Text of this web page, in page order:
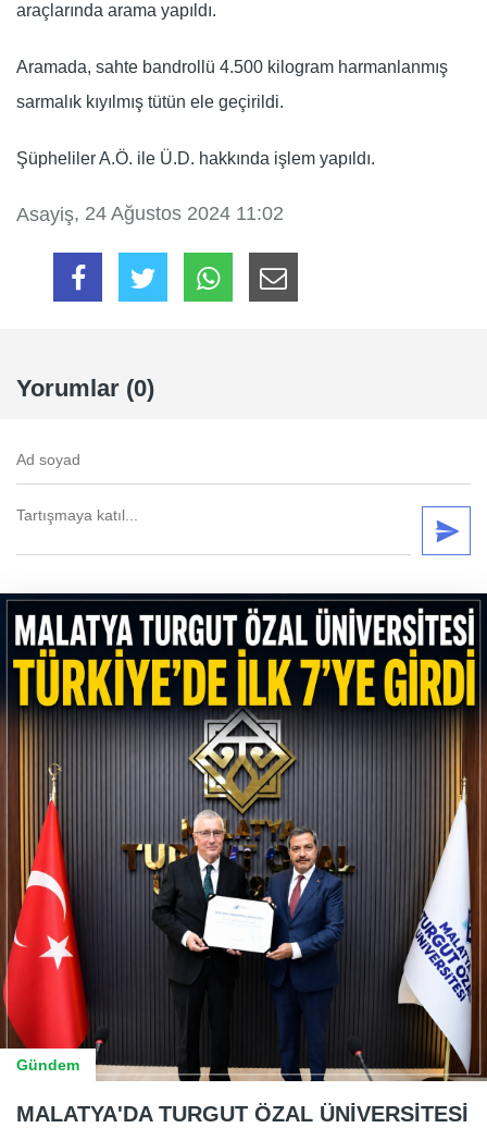
araçlarında arama yapıldı.
Aramada, sahte bandrollü 4.500 kilogram harmanlanmış
sarmalık kıyılmış tütün ele geçirildi.
Şüpheliler A.Ö. ile Ü.D. hakkında işlem yapıldı.
Asayiş, 24 Ağustos 2024 11:02
Yorumlar (0)
Gündem
MALATYA'DA TURGUT ÖZAL ÜNİVERSİTESİ